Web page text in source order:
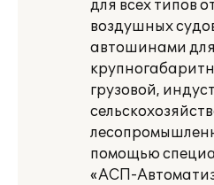
для всех типов
воздушных
автошинами для
грузовой,
помощью
«АСП-